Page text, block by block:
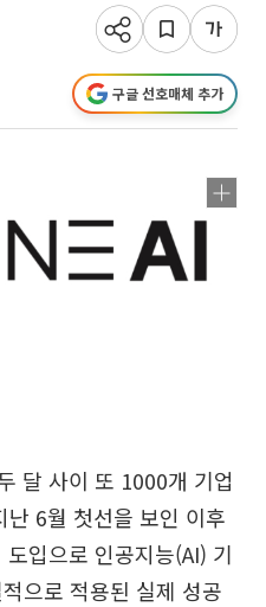
구글 선호매체 추가
달 사이 또 1000개 기업
6월 첫선을 보인 이후
입으로 인공지능(AI) 기
으로 적용된 실제 성공